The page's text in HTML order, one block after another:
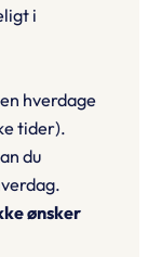
i
hverdage
tider).
du
ønsker